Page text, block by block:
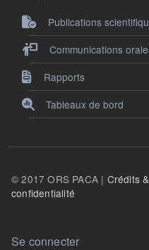
Publications
Communications
Rapports
Tableaux de bord
© 2017 ORS PACA | Crédits
confidentialité
User account menu
Se connecter